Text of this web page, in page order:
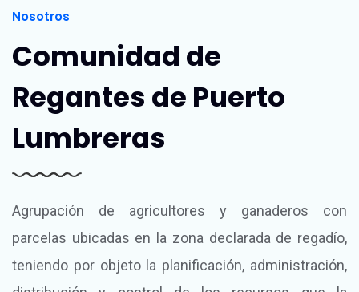
Nosotros
Comunidad de
Regantes de Puerto
Lumbreras
Agrupación de agricultores y ganaderos con
parcelas ubicadas en la zona declarada de regadío,
teniendo por objeto la planificación, administración,